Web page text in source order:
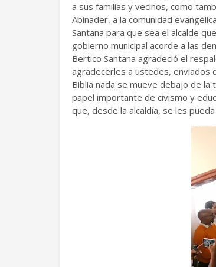
a sus familias y vecinos, como
Abinader, a la comunidad
Santana para que sea el alcalde
gobierno municipal acorde a las
Bertico Santana agradeció el
agradecerles a ustedes, enviados
Biblia nada se mueve debajo de la
papel importante de civismo y
que, desde la alcaldía, se les